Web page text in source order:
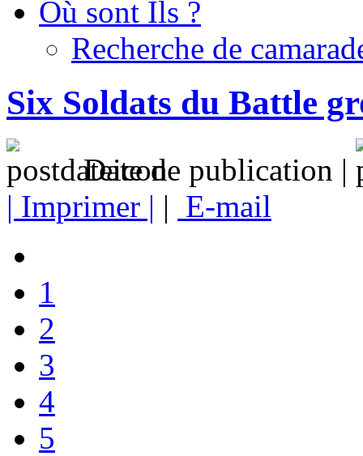
Où sont Ils ?
Recherche de
Six Soldats du Battle
Date de publication |
| Imprimer | | E-mail
1
2
3
4
5